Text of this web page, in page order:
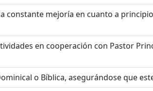
constante mejoría en cuanto a
en cooperación con Pastor
o Bíblica, asegurándose que